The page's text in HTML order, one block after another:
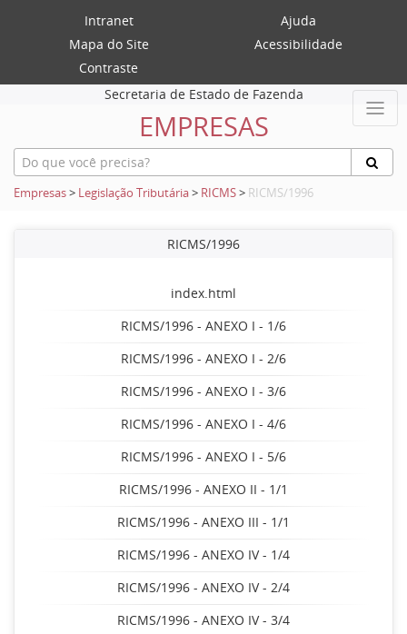
Intranet
Ajuda
Mapa do Site
Acessibilidade
Contraste
Secretaria de Estado de Fazenda
EMPRESAS
Empresas> Legislação Tributária> RICMS> RICMS/1996
RICMS/1996
index.html
RICMS/1996 - ANEXO I - 1/6
RICMS/1996 - ANEXO I - 2/6
RICMS/1996 - ANEXO I - 3/6
RICMS/1996 - ANEXO I - 4/6
RICMS/1996 - ANEXO I - 5/6
RICMS/1996 - ANEXO II - 1/1
RICMS/1996 - ANEXO III - 1/1
RICMS/1996 - ANEXO IV - 1/4
RICMS/1996 - ANEXO IV - 2/4
RICMS/1996 - ANEXO IV - 3/4